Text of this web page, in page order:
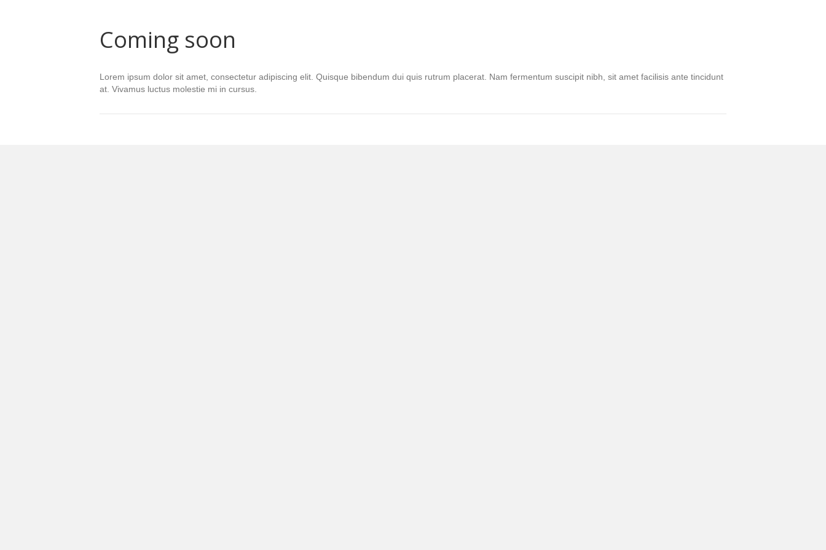
Coming soon
Lorem ipsum dolor sit amet, consectetur adipiscing elit. Quisque bibendum dui quis rutrum placerat. Nam fermentum suscipit nibh, sit amet facilisis ante tincidunt
at. Vivamus luctus molestie mi in cursus.